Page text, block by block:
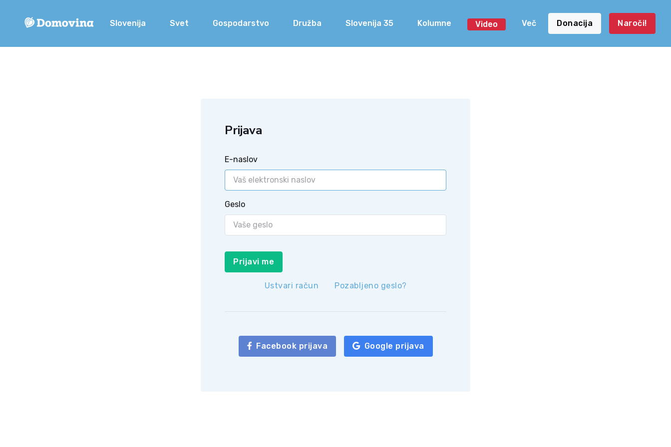
Slovenija Svet Gospodarstvo Družba Slovenija 35 Kolumne Video Več Donacija Naroči!
Prijava
E-naslov
Geslo
Prijavi me
Ustvari račun Pozabljeno geslo?
Facebook prijava Google prijava